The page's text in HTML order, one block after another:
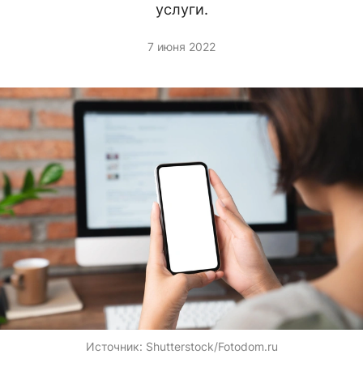
услуги.
7 июня 2022
Источник: Shutterstock/Fotodom.ru